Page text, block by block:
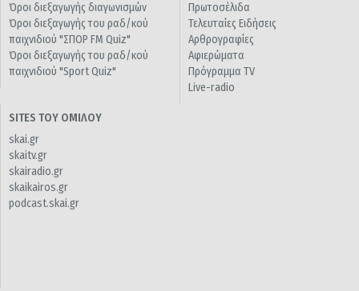
Όροι διεξαγωγής διαγωνισμών
Όροι διεξαγωγής του ραδ/κού
παιχνιδιού "ΣΠΟΡ FM Quiz"
Όροι διεξαγωγής του ραδ/κού
παιχνιδιού "Sport Quiz"
Πρωτοσέλιδα
Τελευταίες Ειδήσεις
Αρθρογραφίες
Αφιερώματα
Πρόγραμμα TV
Live-radio
SITES ΤΟΥ ΟΜΙΛΟΥ
skai.gr
skaitv.gr
skairadio.gr
skaikairos.gr
podcast.skai.gr